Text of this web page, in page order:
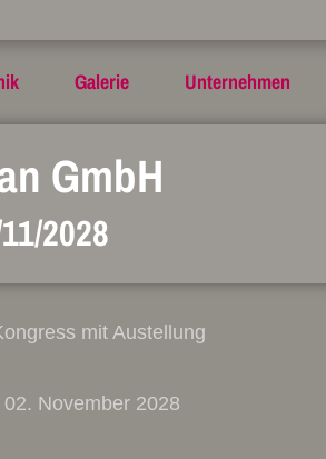
Galerie Unternehmen
GmbH
2028
mit Austellung
November 2028